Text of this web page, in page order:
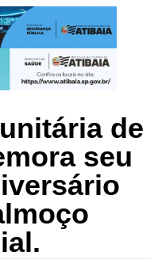
de
seu